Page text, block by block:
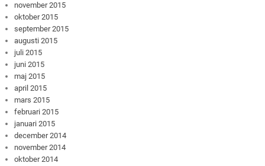
november 2015
oktober 2015
september 2015
augusti 2015
juli 2015
juni 2015
maj 2015
april 2015
mars 2015
februari 2015
januari 2015
december 2014
november 2014
oktober 2014